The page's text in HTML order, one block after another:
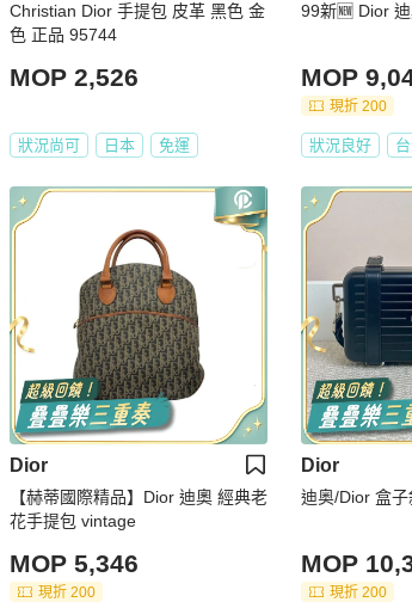
Christian Dior 手提包 皮革 黑色 金
色 正品 95744
MOP 2,526
狀況尚可 日本 免運
99新🆕 Dior
MOP
現折 200
狀況良好
Dior
【赫蒂國際精品】Dior 迪奧 經典老
花手提包 vintage
MOP 5,346
現折 200
Dior
迪奥/
MOP
現折 200